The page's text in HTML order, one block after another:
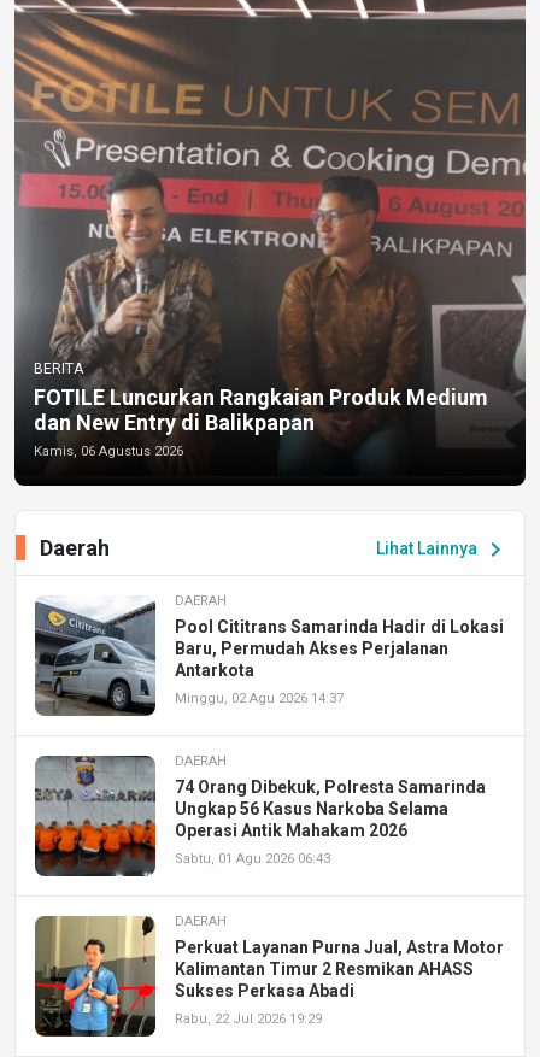
BERITA
FOTILE Luncurkan Rangkaian Produk Medium
dan New Entry di Balikpapan
Kamis, 06 Agustus 2026
Lihat Lainnya chevron_right
Daerah
DAERAH
Pool Cititrans Samarinda Hadir di Lokasi
Baru, Permudah Akses Perjalanan
Antarkota
Minggu, 02 Agu 2026 14:37
DAERAH
74 Orang Dibekuk, Polresta Samarinda
Ungkap 56 Kasus Narkoba Selama
Operasi Antik Mahakam 2026
Sabtu, 01 Agu 2026 06:43
DAERAH
Perkuat Layanan Purna Jual, Astra Motor
Kalimantan Timur 2 Resmikan AHASS
Sukses Perkasa Abadi
Rabu, 22 Jul 2026 19:29